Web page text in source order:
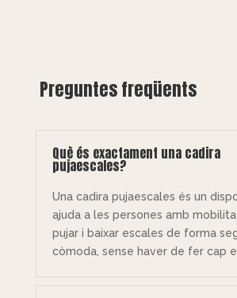
Preguntes freqüents
Què és exactament una cadira
pujaescales?
Una cadira pujaescales és un
ajuda a les persones amb
pujar i baixar escales de forma
còmoda, sense haver de fer cap